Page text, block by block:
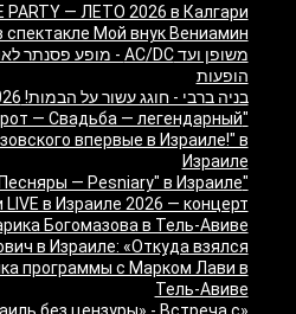
PARTY — ЛЕТО 2026 в Калгари
Мой внук Вениамин
הופעות
בניה ברבי - חוגג עשור על הבמות! 2026 - כרטיסים ולוח הופעות
— Свадьба — легендарный
впервые в Израиле!" в
Израиле
"Песняры — Pesniary" в Израиле
в Израиле 2026 — концерт
Богомазова в Тель-Авиве
в Израиле: «Откуда взялся
программы с Марком Лави в
Тель-Авиве
без цензуры» - Встреча с